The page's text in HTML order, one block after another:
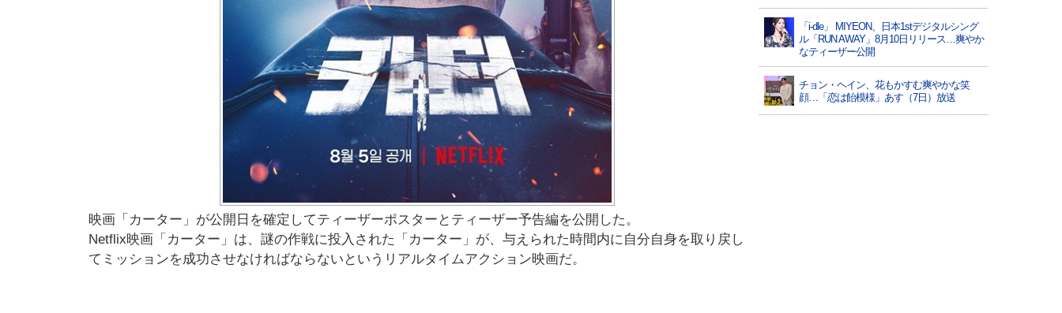
映画「カーター」が公開日を確定してティーザーポスターとティーザー予告編を公開した。
Netflix映画「カーター」は、謎の作戦に投入された「カーター」が、与えられた時間内に自分自身を取り戻し
てミッションを成功させなければならないというリアルタイムアクション映画だ。
「i-dle」 MIYEON、日本1stデジタルシング
ル「RUN AWAY」8月10日リリース…爽やか
なティーザー公開
チョン・ヘイン、花もかすむ爽やかな笑
顔…「恋は飴模様」あす（7日）放送